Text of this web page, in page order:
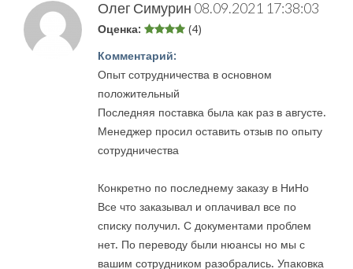
Олег Симурин 08.09.2021 17:38:03
Оценка: (4)
Комментарий:
Опыт сотрудничества в основном
положительный
Последняя поставка была как раз в августе.
Менеджер просил оставить отзыв по опыту
сотрудничества
Конкретно по последнему заказу в НиНо
Все что заказывал и оплачивал все по
списку получил. С документами проблем
нет. По переводу были нюансы но мы с
вашим сотрудником разобрались. Упаковка